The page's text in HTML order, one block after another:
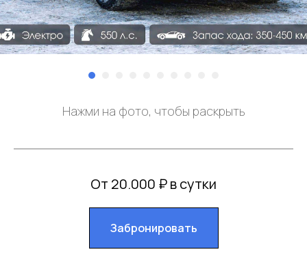
Нажми на фото, чтобы раскрыть
От 20.000 ₽ в сутки
Забронировать